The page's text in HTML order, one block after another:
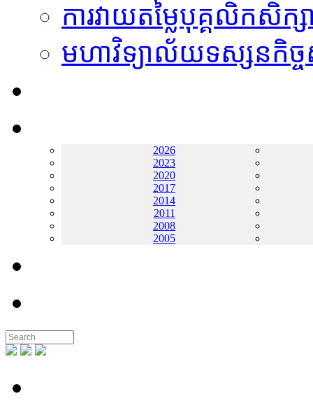
ការវាយតម្លៃបុគ្គលិកសិក្ស
មហាវិទ្យាល័យទស្សនកិច្ច
2026
2023
2020
2017
2014
2011
2008
2005